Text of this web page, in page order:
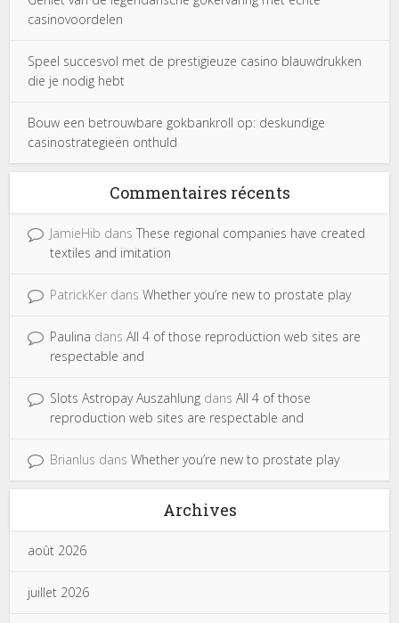
casinovoordelen
Speel succesvol met de prestigieuze casino blauwdrukken
die je nodig hebt
Bouw een betrouwbare gokbankroll op: deskundige
casinostrategieën onthuld
Commentaires récents
JamieHib dansThese regional companies have created
textiles and imitation
PatrickKer dansWhether you’re new to prostate play
Paulina dansAll 4 of those reproduction web sites are
respectable and
Slots Astropay Auszahlung dansAll 4 of those
reproduction web sites are respectable and
Brianlus dansWhether you’re new to prostate play
Archives
août 2026
juillet 2026